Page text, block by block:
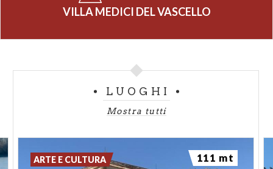
VILLA MEDICI DEL VASCELLO
LUOGHI
Mostra tutti
ARTE E CULTURA 111 mt